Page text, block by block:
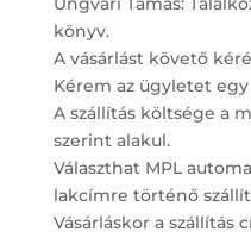
könyv.
A vásárlást követő
Kérem az ügyletet
A szállítás költsége a
szerint alakul.
Választhat MPL
lakcímre történő
Vásárláskor a szállítás